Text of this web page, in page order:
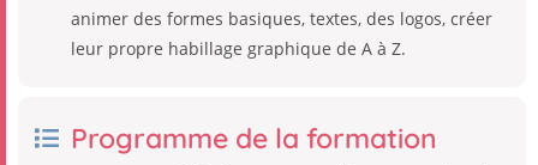
animer des formes basiques, textes, des logos, créer
leur propre habillage graphique de A à Z.
Programme de la formation